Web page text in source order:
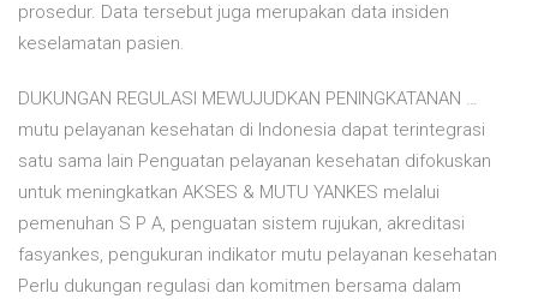
prosedur. Data tersebut juga merupakan data insiden
keselamatan pasien.
DUKUNGAN REGULASI MEWUJUDKAN PENINGKATANAN …
mutu pelayanan kesehatan di Indonesia dapat terintegrasi
satu sama lain Penguatan pelayanan kesehatan difokuskan
untuk meningkatkan AKSES & MUTU YANKES melalui
pemenuhan S P A, penguatan sistem rujukan, akreditasi
fasyankes, pengukuran indikator mutu pelayanan kesehatan
Perlu dukungan regulasi dan komitmen bersama dalam